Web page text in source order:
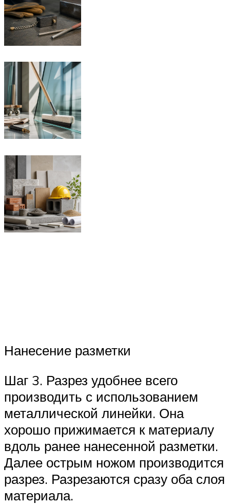
Нанесение разметки
Шаг 3. Разрез удобнее всего
производить с использованием
металлической линейки. Она
хорошо прижимается к материалу
вдоль ранее нанесенной разметки.
Далее острым ножом производится
разрез. Разрезаются сразу оба слоя
материала.